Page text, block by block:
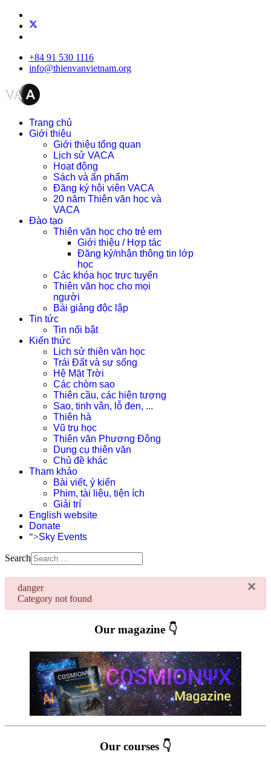
+84 91 530 1116
info@thienvanvietnam.org
Trang chủ
Giới thiệu
Giới thiệu tổng quan
Lịch sử VACA
Hoạt động
Sách và ấn phẩm
Đăng ký hội viên VACA
20 năm Thiên văn học và
VACA
Đào tạo
Thiên văn học cho trẻ em
Giới thiệu / Hợp tác
Đăng ký/nhận thông tin lớp
học
Các khóa học trực tuyến
Thiên văn học cho mọi
người
Bài giảng độc lập
Tin tức
Tin nổi bật
Kiến thức
Lịch sử thiên văn học
Trái Đất và sự sống
Hệ Mặt Trời
Các chòm sao
Thiên cầu, các hiện tượng
Sao, tinh vân, lỗ đen, ...
Thiên hà
Vũ trụ học
Thiên văn Phương Đông
Dụng cụ thiên văn
Chủ đề khác
Tham khảo
Bài viết, ý kiến
Phim, tài liệu, tiện ích
Giải trí
English website
Donate
">Sky Events
Search
×
danger
Category not found
Our magazine 👇
Our courses 👇